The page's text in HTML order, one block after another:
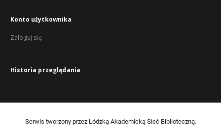
Konto użytkownika
Zaloguj się
Historia przeglądania
Serwis tworzony przez Łódzką Akademicką Sieć Biblioteczną.